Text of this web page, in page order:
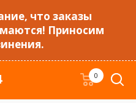
что заказы
Приносим
0